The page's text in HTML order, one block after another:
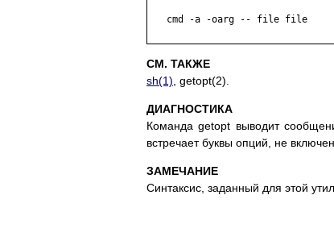
   cmd -a -oarg -- file file
СМ. ТАКЖЕ
sh(1) , getopt(2).
ДИАГНОСТИКА
Команда getopt выводит
встречает буквы опций, не
ЗАМЕЧАНИЕ
Синтаксис, заданный для этой